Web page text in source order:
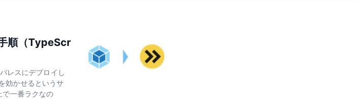
順（TypeScr
レスにデプロイし
効かせるというサ
一番ラクなの